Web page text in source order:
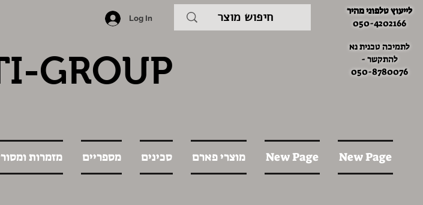
לייעוץ טלפוני מהיר
050-4202166
לתמיכה טכנית נא
להתקשר -
050-8780076
Log In
GROUP
New Page
New Page מוצרי פארם סכינים מספריים מזמרות